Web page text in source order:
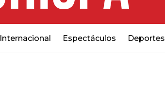
Internacional Espectáculos Deportes